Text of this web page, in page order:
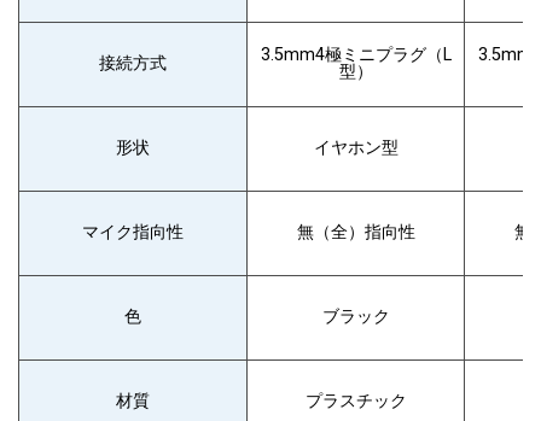
接続方式
形状
マイク指向性
色
材質
3.5mm4極ミニプラグ（L
型）
イヤホン型
無（全）指向性
ブラック
プラスチック
無